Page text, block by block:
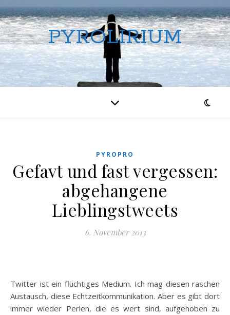
PYROLIRIUM
PYROPRO
Gefavt und fast vergessen:
abgehangene
Lieblingstweets
6. November 2013
Twitter ist ein flüchtiges Medium. Ich mag diesen raschen
Austausch, diese Echtzeitkommunikation. Aber es gibt dort
immer wieder Perlen, die es wert sind, aufgehoben zu